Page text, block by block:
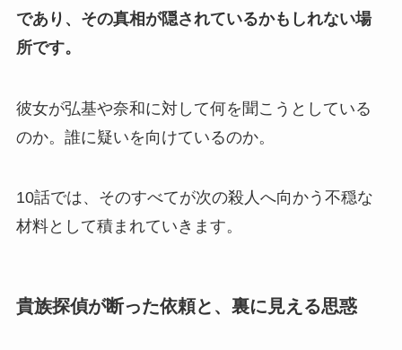
であり、その真相が隠されているかもしれない場
所です。
彼女が弘基や奈和に対して何を聞こうとしている
のか。誰に疑いを向けているのか。
10話では、そのすべてが次の殺人へ向かう不穏な
材料として積まれていきます。
貴族探偵が断った依頼と、裏に見える思惑